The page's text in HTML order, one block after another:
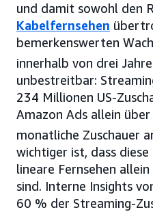
und damit sowohl den
Kabelfernsehen
bemerkenswerten
innerhalb von drei
unbestreitbar:
234 Millionen US-
Amazon Ads allein
monatliche Zuschauer
wichtiger ist, dass
lineare Fernsehen
sind. Interne Insights
60 % der Streaming-